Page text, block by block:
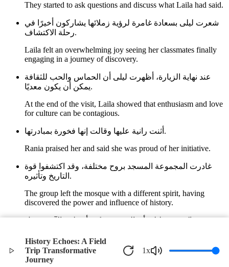
History Echoes: A Field
Trip Transformative
Journey
1x
They started to ask questions and discuss what Laila had said.
شعرت ليلى بسعادة غامرة لرؤية زملائها يشاركون أخيرًا في
رحلة الاكتشاف.
Laila felt an overwhelming joy seeing her classmates finally
engaging in a journey of discovery.
عند نهاية الزيارة، أظهرت ليلى أن الحماس والحب للثقافة
يمكن أن يكون معديًا.
At the end of the visit, Laila showed that enthusiasm and love
for culture can be contagious.
أثنت رانية عليها وقالت إنها فخورة بمبادرتها.
Rania praised her and said she was proud of her initiative.
غادرت المجموعة المسجد بروح مختلفة، وقد اكتشفوا قوة
التاريخ وتأثيره.
The group left the mosque with a different spirit, having
discovered the power and influence of history.
واكتشفت ليلى أن الشغف يمكنه أن يلهم الآخرين، بل
Laila discovered that passion can inspire others and even lead
them to reevaluate things they once considered ordinary.